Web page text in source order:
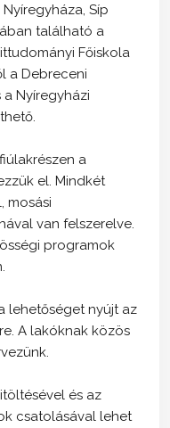
Síp
található a
Főiskola
a Debreceni
a Nyíregyházi
a
el. Mindkét
mosási
van felszerelve.
programok
lehetőséget nyújt az
A lakóknak közös
és az
csatolásával lehet